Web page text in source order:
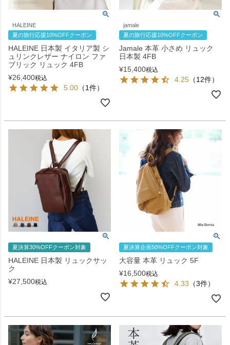
HALEINE
夏の旅行応援10%OFFクーポン
HALEINE 日本製 イタリア製 シ
ュリンクレザー ナイロン ファ
ブリック リュック 4FB
¥26,400税込
5.00 （1件）
jamale
夏の旅行応援10%OFFクーポン
Jamale 本革 小さめ リュック
日本製 4FB
¥15,400税込
4.25 （12件）
夏決算30%OFFクーポン対象
HALEINE 日本製 リュックサッ
ク
¥27,500税込
夏決算企画50%OFFクーポン対象
大容量 本革 リュック 5F
¥16,500税込
4.33 （3件）